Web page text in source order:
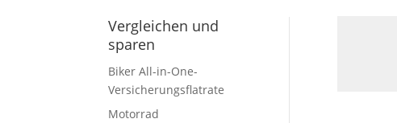
Vergleichen und
sparen
Biker All-in-One-
Versicherungsflatrate
Motorrad